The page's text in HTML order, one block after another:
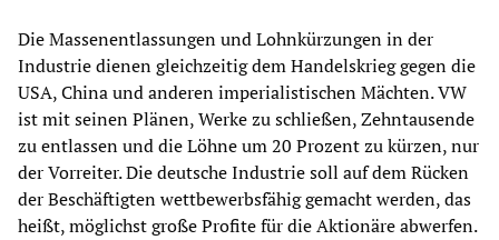
Die Massenentlassungen und Lohnkürzungen in der
Industrie dienen gleichzeitig dem Handelskrieg gegen die
USA, China und anderen imperialistischen Mächten. VW
ist mit seinen Plänen, Werke zu schließen, Zehntausende
zu entlassen und die Löhne um 20 Prozent zu kürzen, nur
der Vorreiter. Die deutsche Industrie soll auf dem Rücken
der Beschäftigten wettbewerbsfähig gemacht werden, das
heißt, möglichst große Profite für die Aktionäre abwerfen.